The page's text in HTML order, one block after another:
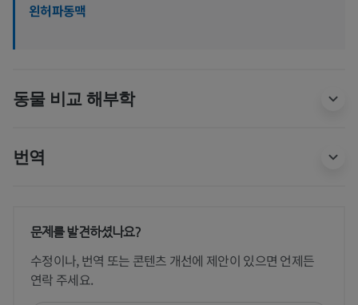
왼허파동맥
동물 비교 해부학
번역
문제를 발견하셨나요?
수정이나, 번역 또는 콘텐츠 개선에 제안이 있으면 언제든
연락 주세요.